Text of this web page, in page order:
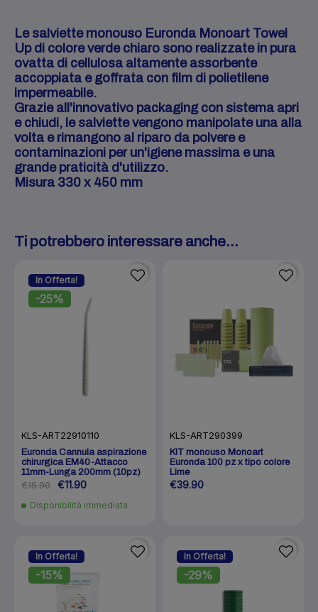
Le salviette monouso Euronda Monoart Towel
Up di colore verde chiaro sono realizzate in pura
ovatta di cellulosa altamente assorbente
accoppiata e goffrata con film di polietilene
impermeabile.
Grazie all'innovativo packaging con sistema apri
e chiudi, le salviette vengono manipolate una alla
volta e rimangono al riparo da polvere e
contaminazioni per un'igiene massima e una
grande praticità d'utilizzo.
Misura 330 x 450 mm
Ti potrebbero interessare anche...
In Offerta!
-25%
KLS-ART22910110
Euronda Cannula aspirazione
chirurgica EM40-Attacco
11mm-Lunga 200mm (10pz)
€15.90 €11.90
Disponibilità immediata
KLS-ART290399
KIT monouso Monoart
Euronda 100 pz x tipo colore
Lime
€39.90
In Offerta!
-15%
In Offerta!
-29%